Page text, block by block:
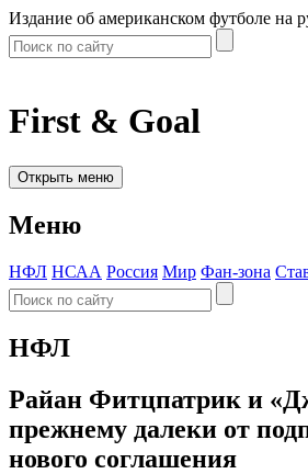
Издание об американском футболе на
First & Goal
Открыть меню
Меню
НФЛ НСАА Россия Мир Фан-зона
НФЛ
Райан Фитцпатрик и
прежнему далеки от
нового соглашения